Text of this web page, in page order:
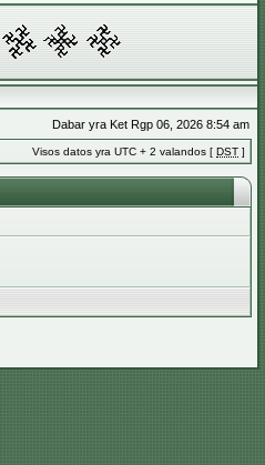
Dabar yra Ket Rgp 06, 2026 8:54 am
Visos datos yra UTC + 2 valandos [ DST ]